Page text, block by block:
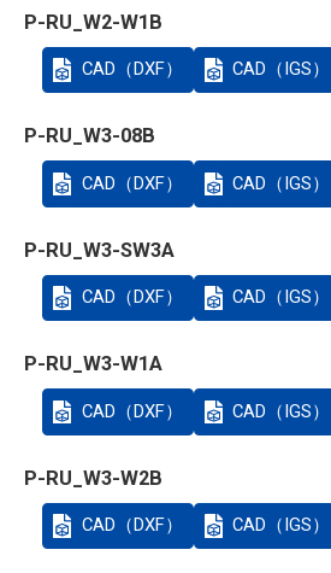
P-RU_W2-W1B
CAD（DXF） CAD（IGS）
P-RU_W3-08B
CAD（DXF） CAD（IGS）
P-RU_W3-SW3A
CAD（DXF） CAD（IGS）
P-RU_W3-W1A
CAD（DXF） CAD（IGS）
P-RU_W3-W2B
CAD（DXF） CAD（IGS）